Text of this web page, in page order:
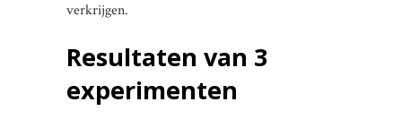
verkrijgen.
Resultaten van 3
experimenten